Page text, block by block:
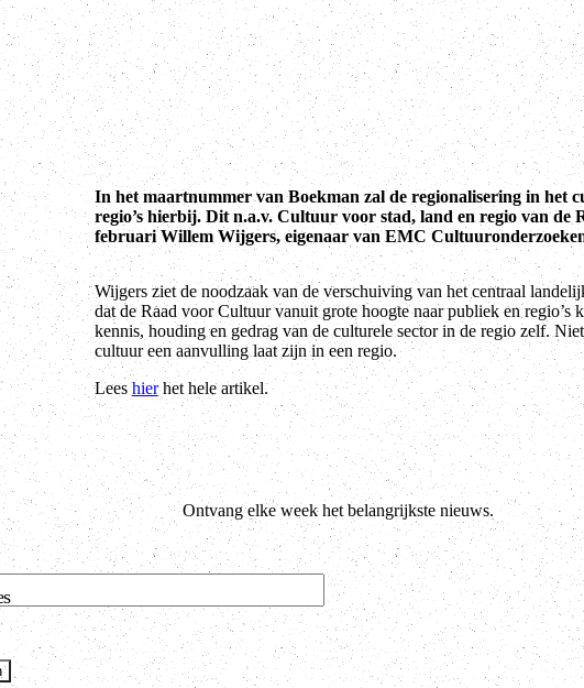
In het maartnummer van Boekman zal de regionalisering in het
regio’s hierbij. Dit n.a.v. Cultuur voor stad, land en regio van
februari Willem Wijgers, eigenaar van EMC
Wijgers ziet de noodzaak van de verschuiving van het centraal
dat de Raad voor Cultuur vanuit grote hoogte naar publiek en
kennis, houding en gedrag van de culturele sector in de regio zelf.
cultuur een aanvulling laat zijn in een regio.
Leeshierhet hele artikel.
Ontvang elke week het belangrijkste nieuws.